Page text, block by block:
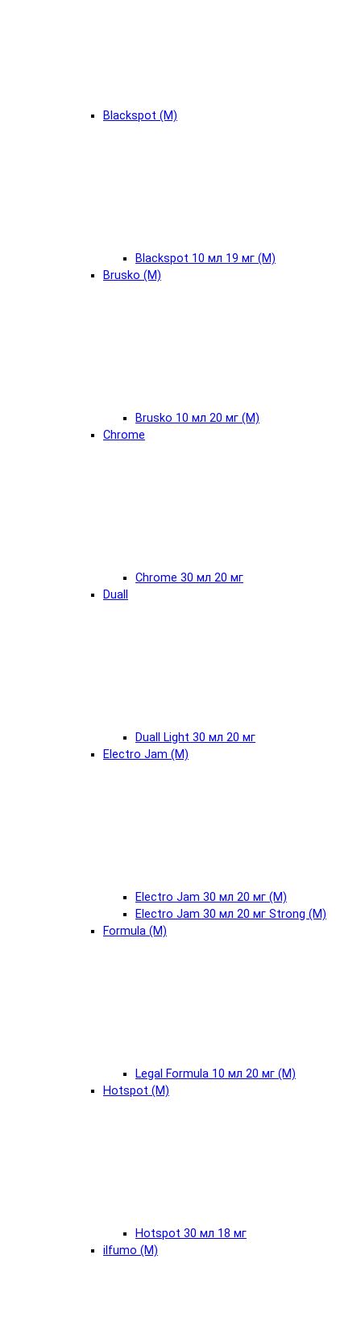
Blackspot (М)
Blackspot 10 мл 19 мг (М)
Brusko (М)
Brusko 10 мл 20 мг (М)
Chrome
Chrome 30 мл 20 мг
Duall
Duall Light 30 мл 20 мг
Electro Jam (М)
Electro Jam 30 мл 20 мг (М)
Electro Jam 30 мл 20 мг Strong (М)
Formula (М)
Legal Formula 10 мл 20 мг (М)
Hotspot (М)
Hotspot 30 мл 18 мг
ilfumo (М)